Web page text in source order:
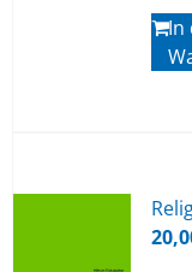
In